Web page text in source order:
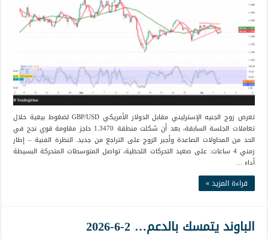
تعرض زوج الجنيه الإسترليني مقابل الدولار الأمريكي GBP/USD لضغوط بيعية خلال
تعاملات الجلسة السابقة، بعد أن شكلت منطقة 1.3470 حاجز مقاومة قوي نجح في
الحد من المحاولات الصاعدة وأجبر الزوج على التراجع من جديد. النظرة الفنية – إطار
زمني 4 ساعات: على صعيد التحركات اللحظية، تواصل المتوسطات المتحركة البسيطة
أداء …
قراءة المزيد »
الباوند يتمسك بالدعم… 2-6-2026